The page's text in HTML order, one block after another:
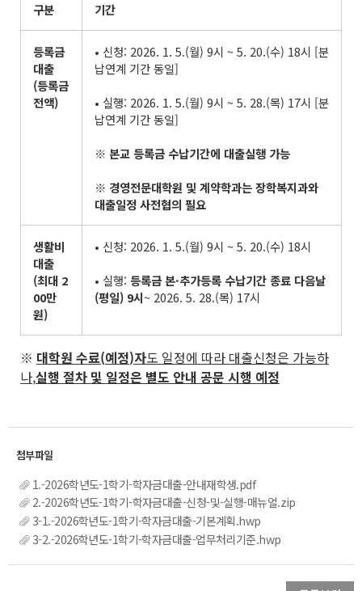
구분 기간
등록금
대출
(등록금
전액)
• 신청: 2026. 1. 5.(월) 9시 ~ 5. 20.(수) 18시 [분
납연계 기간 동일]
• 실행: 2026. 1. 5.(월) 9시 ~ 5. 28.(목) 17시 [분
납연계 기간 동일]
※ 본교 등록금 수납기간에 대출실행 가능
※ 경영전문대학원 및 계약학과는 장학복지과와
대출일정 사전협의 필요
생활비
대출
(최대 2
00만
원)
• 신청: 2026. 1. 5.(월) 9시 ~ 5. 20.(수) 18시
• 실행: 등록금 본·추가등록 수납기간 종료 다음날
(평일) 9시~ 2026. 5. 28.(목) 17시
※ 대학원 수료(예정)자도 일정에 따라 대출신청은 가능하
나,실행 절차 및 일정은 별도 안내 공문 시행 예정
1.-2026학년도-1학기-학자금대출-안내재학생.pdf
2.-2026학년도-1학기-학자금대출-신청-및-실행-매뉴얼.zip
3-1.-2026학년도-1학기-학자금대출-기본계획.hwp
3-2.-2026학년도-1학기-학자금대출-업무처리기준.hwp